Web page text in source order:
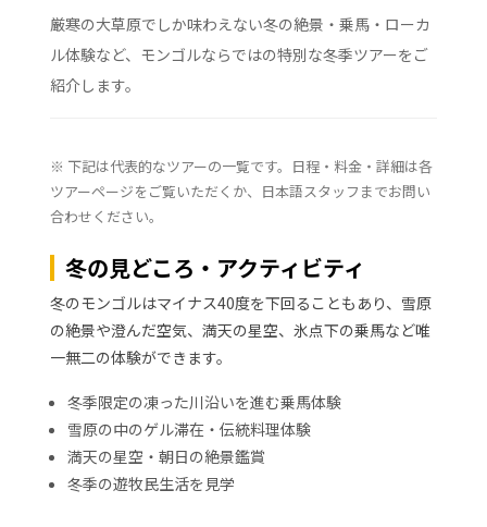
厳寒の大草原でしか味わえない冬の絶景・乗馬・ローカ
ル体験など、モンゴルならではの特別な冬季ツアーをご
紹介します。
※ 下記は代表的なツアーの一覧です。日程・料金・詳細は各
ツアーページをご覧いただくか、日本語スタッフまでお問い
合わせください。
冬の見どころ・アクティビティ
冬のモンゴルはマイナス40度を下回ることもあり、雪原
の絶景や澄んだ空気、満天の星空、氷点下の乗馬など唯
一無二の体験ができます。
冬季限定の凍った川沿いを進む乗馬体験
雪原の中のゲル滞在・伝統料理体験
満天の星空・朝日の絶景鑑賞
冬季の遊牧民生活を見学